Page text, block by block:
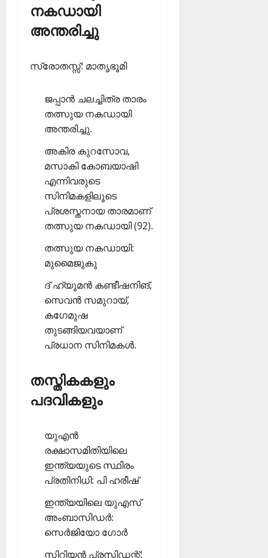
നകഡായി
അന്തരിച്ചു
സ്രോതസ്സ്: മാതൃഭൂമി
ജപ്പാന്‍ ചലച്ചിത്ര താരം
തത്സുയ നകഡായി
അന്തരിച്ചു.
അകിര കുറസോവ,
മസാകി കോബയാഷി
എന്നിവരുടെ
സിനിമകളിലൂടെ
പ്രശസ്തനായ താരമാണ്
തത്സുയ നകഡായി (92).
തത്സുയ നകഡായി:
മുമൈജുകു
ദ് ഹ്യൂമന്‍ കണ്ടീഷനിങ്,
സെവന്‍ സമുറായ്,
കഗേമുഷ
തുടങ്ങിയവയാണ്
പ്രധാന സിനിമകള്‍.
തസ്തികകളും
പദവികളും
യുഎന്‍
രക്ഷാസമിതിയിലെ
ഇന്ത്യയുടെ സ്ഥിരം
പ്രതിനിധി: പി ഹരീഷ്‌
ഇന്ത്യയിലെ യുഎസ്
അംബാസിഡര്‍:
സെര്‍ജിയോ ഗോര്‍
സിറിയന്‍ പ്രസിഡന്റ്: